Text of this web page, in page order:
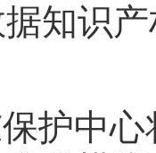
知识
护中